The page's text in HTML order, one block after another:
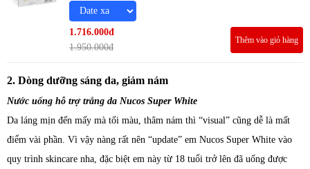
1.716.000đ
1.950.000đ
Thêm vào giỏ hàng
2. Dòng dưỡng sáng da, giảm nám
Nước uống hỗ trợ trắng da Nucos Super White
Da láng mịn đến mấy mà tối màu, thâm nám thì “visual” cũng dễ là mất
điểm vài phần. Vì vậy nàng rất nên “update” em Nucos Super White vào
quy trình skincare nha, đặc biệt em này từ 18 tuổi trở lên đã uống được